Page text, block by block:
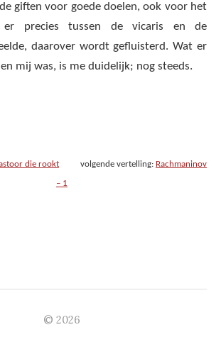
giften voor goede doelen, ook voor het
er precies tussen de vicaris en de
daarover wordt gefluisterd. Wat er
mij was, is me duidelijk; nog steeds.
die rookt volgende vertelling: Rachmaninov
– 1
© 2026